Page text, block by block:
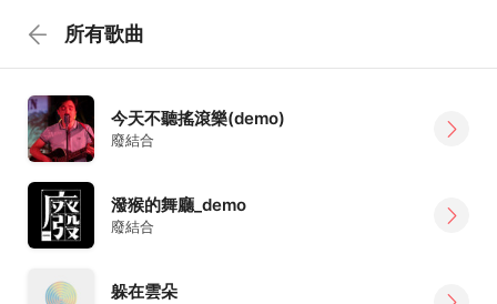
所有歌曲
今天不聽搖滾樂(demo)
廢結合
潑猴的舞廳_demo
廢結合
躲在雲朵